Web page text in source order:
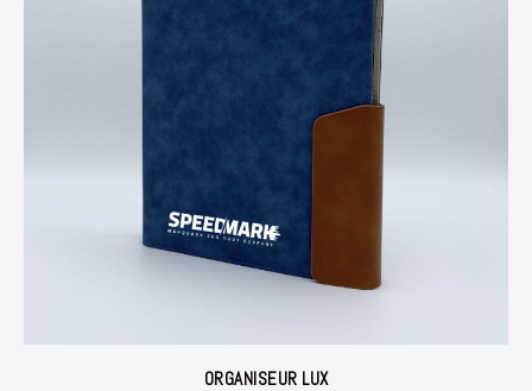
ORGANISEUR LUX